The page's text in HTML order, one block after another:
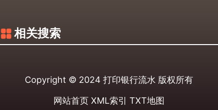
相关搜索
Copyright © 2024 打印银行流水 版权所有
网站首页 XML索引 TXT地图